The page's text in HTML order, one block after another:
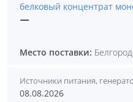
белковый концентрат
—
Место поставки:
Источники питания,
08.08.2026